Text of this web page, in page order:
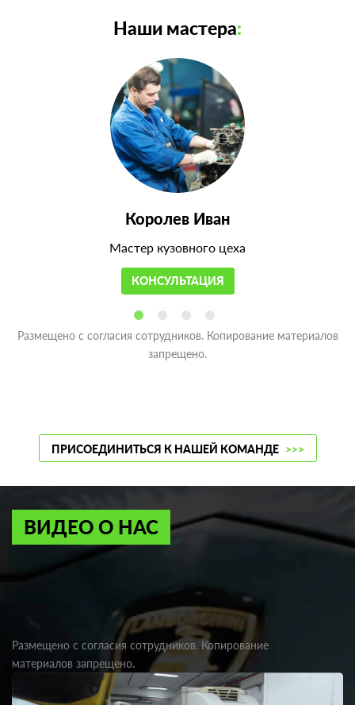
Наши мастера:
Королев Иван
Мастер кузовного цеха
КОНСУЛЬТАЦИЯ
Размещено с согласия сотрудников. Копирование материалов
запрещено.
ПРИСОЕДИНИТЬСЯ К НАШЕЙ КОМАНДЕ >>>
ВИДЕО О НАС
Размещено с согласия сотрудников. Копирование
материалов запрещено.